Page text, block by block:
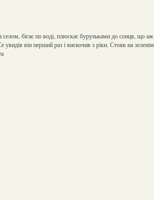
селом, бігає по воді, плюскає бурульками до сонця, що аж
увидів він перший раз і вискочив з ріки. Стояв на зеленім